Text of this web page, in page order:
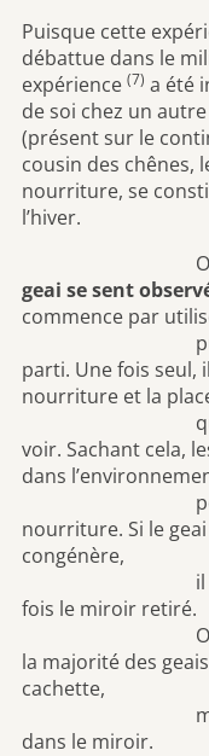
Puisque cette
débattue dans le
expérience (7) a été
de soi chez un
(présent sur le
cousin des chênes,
nourriture, se
l’hiver.
Or, il a été
geai se sent
commence par
puis attend
parti. Une fois seul,
nourriture et la
que le
voir. Sachant cela,
dans
pendant
nourriture. Si le
congénère,
il aurait
fois le miroir retiré.
Or, ce n’est
la majorité des
cachette,
même s’ils
dans le miroir.